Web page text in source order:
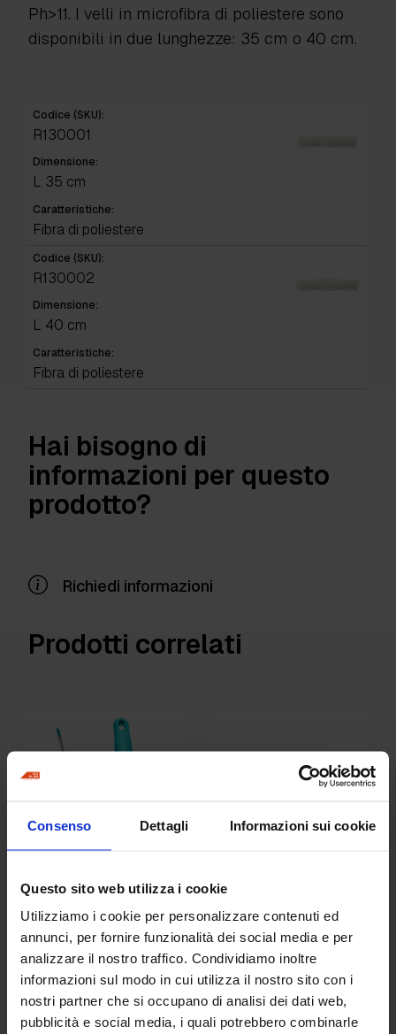
Consenso Dettagli Informazioni sui cookie
Questo sito web utilizza i cookie
Utilizziamo i cookie per personalizzare contenuti ed
annunci, per fornire funzionalità dei social media e per
analizzare il nostro traffico. Condividiamo inoltre
informazioni sul modo in cui utilizza il nostro sito con i
nostri partner che si occupano di analisi dei dati web,
pubblicità e social media, i quali potrebbero combinarle
Ph>11. I velli in microfibra di poliestere sono
disponibili in due lunghezze: 35 cm o 40 cm.
Codice (SKU):
R130001
Dimensione:
L 35 cm
Caratteristiche:
Fibra di poliestere
Codice (SKU):
R130002
Dimensione:
L 40 cm
Caratteristiche:
Fibra di poliestere
Hai bisogno di
informazioni per questo
prodotto?
Richiedi informazioni
Prodotti correlati
microfibra
di panno